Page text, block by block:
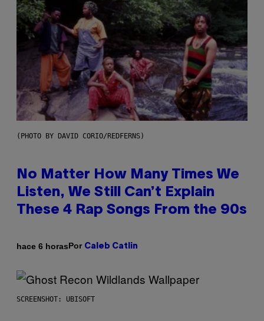
(PHOTO BY DAVID CORIO/REDFERNS)
No Matter How Many Times We
Listen, We Still Can’t Explain
These 4 Rap Songs From the 90s
hace 6 horasPor Caleb Catlin
SCREENSHOT: UBISOFT